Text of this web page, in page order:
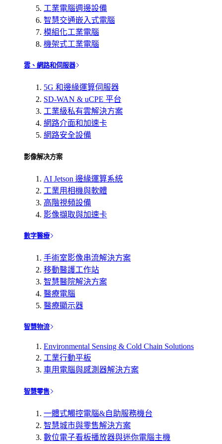
工業電腦週邊設備
智慧交通嵌入式電腦
模組化工業電腦
機架式工業電腦
雲、網路和伺服器
5G 和邊緣運算伺服器
SD-WAN & uCPE 平台
工業級私有雲解決方案
網路介面和加速卡
網路安全設備
影像解决方案
AI Jetson 邊緣運算系統
工業用相機與軟體
高階視頻設備
影像擷取與加速卡
數字醫療
手術室影像串流解決方案
移動醫護工作站
智慧醫院解決方案
醫療電腦
醫療顯示器
智慧物流
Environmental Sensing & Cold Chain Solutions
工業行動平板
車用電腦與感測器解決方案
智慧零售
一體式觸控電腦&自助服務機台
智慧城市與零售解決方案
數位電子看板播放器與迷你電腦主機